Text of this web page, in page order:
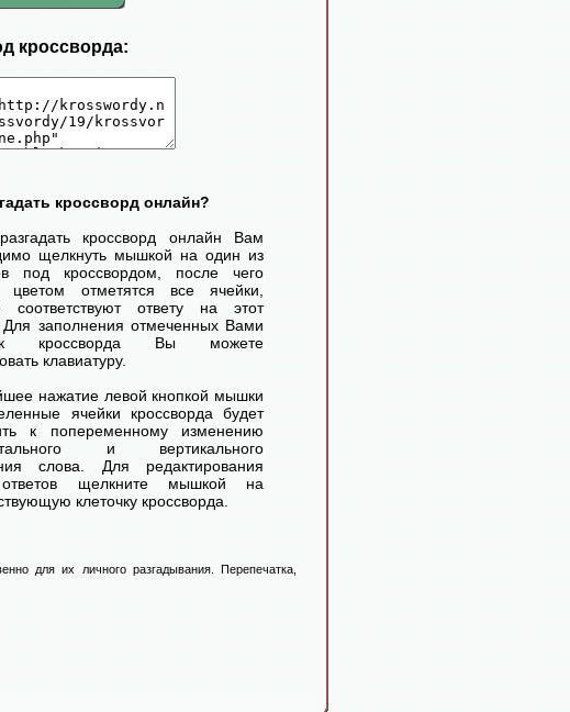
кроссворда:
кроссворд онлайн?
кроссворд онлайн Вам
щелкнуть мышкой на один из
под кроссвордом, после чего
цветом отметятся все ячейки,
соответствуют ответу на этот
Для заполнения отмеченных Вами
кроссворда Вы можете
клавиатуру.
нажатие левой кнопкой мышки
ячейки кроссворда будет
к попеременному изменению
и вертикального
слова. Для редактирования
щелкните мышкой на
клеточку кроссворда.
для их личного разгадывания. Перепечатка,